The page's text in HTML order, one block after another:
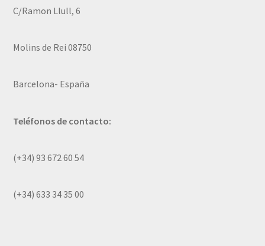
C/Ramon Llull, 6
Molins de Rei 08750
Barcelona- España
Teléfonos de contacto:
(+34) 93 672 60 54
(+34) 633 34 35 00